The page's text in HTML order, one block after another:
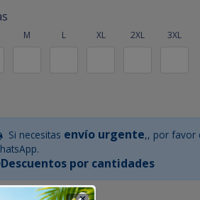
M L XL 2XL 3XL
Si necesitas envío urgente,, por favor
Descuentos por cantidades